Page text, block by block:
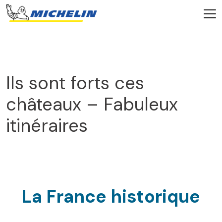
Ils sont forts ces
châteaux – Fabuleux
itinéraires
La France historique